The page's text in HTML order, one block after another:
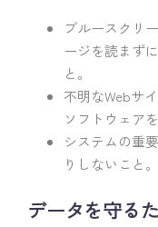
ブルースクリ
ージを読まず
と。
不明なWebサ
ソフトウェア
システムの重
りしないこと。
データを守る